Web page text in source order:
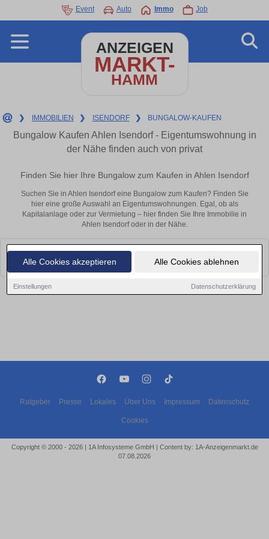
Alle Cookies akzeptieren Alle Cookies ablehnen
Einstellungen Datenschutzerklärung
Event Auto Immo Job
ANZEIGEN
MARKT-
HAMM
❯ IMMOBILIEN ❯ ISENDORF ❯ BUNGALOW-KAUFEN
Bungalow Kaufen Ahlen Isendorf - Eigentumswohnung in
der Nähe finden auch von privat
Finden Sie hier Ihre Bungalow zum Kaufen in Ahlen Isendorf
Suchen Sie in Ahlen Isendorf eine Bungalow zum Kaufen? Finden Sie
hier eine große Auswahl an Eigentumswohnungen. Egal, ob als
Kapitalanlage oder zur Vermietung – hier finden Sie Ihre Immobilie in
Ahlen Isendorf oder in der Nähe.
Leider konnten wir derzeit keine passenden Objekte finden. Schauen Sie
bald wieder vorbei!
Ratgeber Presse Lokales Über Uns Impressum Datenschutz
Cookies
Copyright © 2000 - 2026 | 1A Infosysteme GmbH | Content by: 1A-Anzeigenmarkt.de
07.08.2026